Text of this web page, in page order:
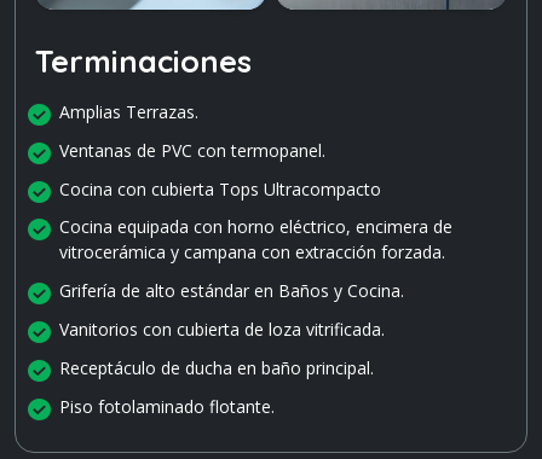
Terminaciones
Amplias Terrazas.
Ventanas de PVC con termopanel.
Cocina con cubierta Tops Ultracompacto
Cocina equipada con horno eléctrico, encimera de
vitrocerámica y campana con extracción forzada.
Grifería de alto estándar en Baños y Cocina.
Vanitorios con cubierta de loza vitrificada.
Receptáculo de ducha en baño principal.
Piso fotolaminado flotante.